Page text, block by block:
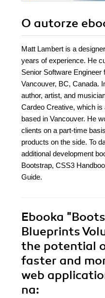
O autorze
Matt Lambert is a
years of experience. He
Senior Software Engineer
Vancouver, BC, Canada.
author, artist, and
Cardeo Creative, which
based in Vancouver. He
clients on a part-time
products on the side. To
additional development
Bootstrap, CSS3
Guide.
Ebooka
Blueprints
the potential
faster and
web
na: